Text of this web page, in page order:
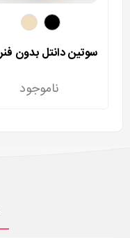
ناموجود